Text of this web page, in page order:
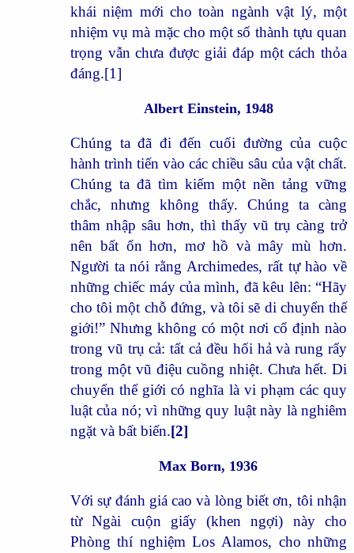
khái niệm mới cho toàn ngành vật lý, một
nhiệm vụ mà mặc cho một số thành tựu quan
trọng vẫn chưa được giải đáp một cách thỏa
đáng.[1]
Albert Einstein, 1948
Chúng ta đã đi đến cuối đường của cuộc
hành trình tiến vào các chiều sâu của vật chất.
Chúng ta đã tìm kiếm một nền tảng vững
chắc, nhưng không thấy. Chúng ta càng
thâm nhập sâu hơn, thì thấy vũ trụ càng trở
nên bất ổn hơn, mơ hồ và mây mù hơn.
Người ta nói rằng Archimedes, rất tự hào về
những chiếc máy của mình, đã kêu lên: “Hãy
cho tôi một chỗ đứng, và tôi sẽ di chuyển thế
giới!” Nhưng không có một nơi cố định nào
trong vũ trụ cả: tất cả đều hối hả và rung rẩy
trong một vũ điệu cuồng nhiệt. Chưa hết. Di
chuyển thế giới có nghĩa là vi phạm các quy
luật của nó; vì những quy luật này là nghiêm
ngặt và bất biến.[2]
Max Born, 1936
Với sự đánh giá cao và lòng biết ơn, tôi nhận
từ Ngài cuộn giấy (khen ngợi) này cho
Phòng thí nghiệm Los Alamos, cho những